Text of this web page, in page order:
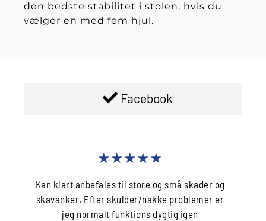
den bedste stabilitet i stolen, hvis du
vælger en med fem hjul.
Facebook
★★★★★
Kan klart anbefales til store og små skader og
skavanker. Efter skulder/nakke problemer er
jeg normalt funktions dygtig igen